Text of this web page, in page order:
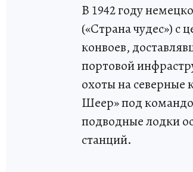
В 1942 году
(«Страна чудес») с
конвоев,
портовой
охоты на северные
Шеер» под
подводные лодки
станций.